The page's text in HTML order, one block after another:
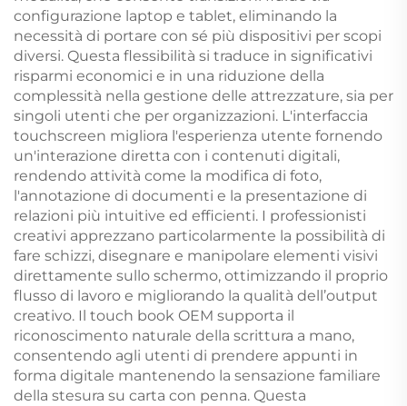
configurazione laptop e tablet, eliminando la
necessità di portare con sé più dispositivi per scopi
diversi. Questa flessibilità si traduce in significativi
risparmi economici e in una riduzione della
complessità nella gestione delle attrezzature, sia per
singoli utenti che per organizzazioni. L'interfaccia
touchscreen migliora l'esperienza utente fornendo
un'interazione diretta con i contenuti digitali,
rendendo attività come la modifica di foto,
l'annotazione di documenti e la presentazione di
relazioni più intuitive ed efficienti. I professionisti
creativi apprezzano particolarmente la possibilità di
fare schizzi, disegnare e manipolare elementi visivi
direttamente sullo schermo, ottimizzando il proprio
flusso di lavoro e migliorando la qualità dell’output
creativo. Il touch book OEM supporta il
riconoscimento naturale della scrittura a mano,
consentendo agli utenti di prendere appunti in
forma digitale mantenendo la sensazione familiare
della stesura su carta con penna. Questa